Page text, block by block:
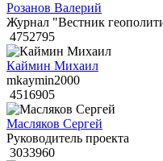
Розанов Валерий
Журнал "Вестник
4752795
Каймин Михаил
mkaymin2000
4516905
Масляков Сергей
Руководитель проекта
3033960